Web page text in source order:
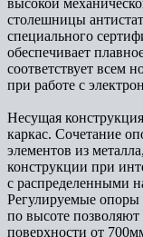
столешницы
специального
обеспечивает
соответствует всем
при работе с
Несущая
каркас. Сочетание
элементов из
конструкции при
с распределенными
Регулируемые опоры
по высоте
поверхности от